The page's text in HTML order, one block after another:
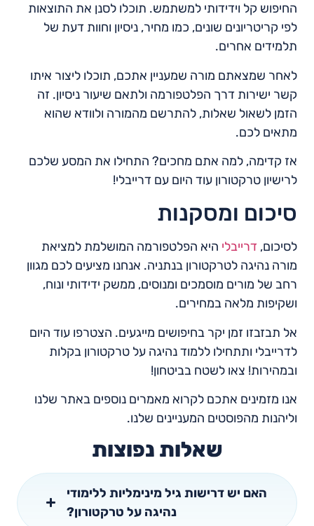
החיפוש קל וידידותי למשתמש. תוכלו לסנן את התוצאות
לפי קריטריונים שונים, כמו מחיר, ניסיון וחוות דעת של
תלמידים אחרים.
לאחר שמצאתם מורה שמעניין אתכם, תוכלו ליצור איתו
קשר ישירות דרך הפלטפורמה ולתאם שיעור ניסיון. זה
הזמן לשאול שאלות, להתרשם מהמורה ולוודא שהוא
מתאים לכם.
אז קדימה, למה אתם מחכים? התחילו את המסע שלכם
לרישיון טרקטורון עוד היום עם דרייבלי!
סיכום ומסקנות
לסיכום, דרייבלי היא הפלטפורמה המושלמת למציאת
מורה נהיגה לטרקטורון בנתניה. אנחנו מציעים לכם מגוון
רחב של מורים מוסמכים ומנוסים, ממשק ידידותי ונוח,
ושקיפות מלאה במחירים.
אל תבזבזו זמן יקר בחיפושים מייגעים. הצטרפו עוד היום
לדרייבלי ותתחילו ללמוד נהיגה על טרקטורון בקלות
ובמהירות! צאו לשטח בביטחון!
אנו מזמינים אתכם לקרוא מאמרים נוספים באתר שלנו
וליהנות מהפוסטים המעניינים שלנו.
שאלות נפוצות
האם יש דרישות גיל מינימליות ללימודי
נהיגה על טרקטורון?